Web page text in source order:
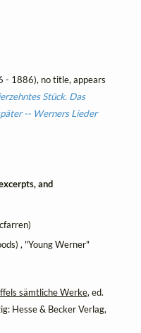
- 1886), no title, appears
Stück. Das
-- Werners Lieder
and
, "Young Werner"
sämtliche Werke, ed.
Hesse & Becker Verlag,